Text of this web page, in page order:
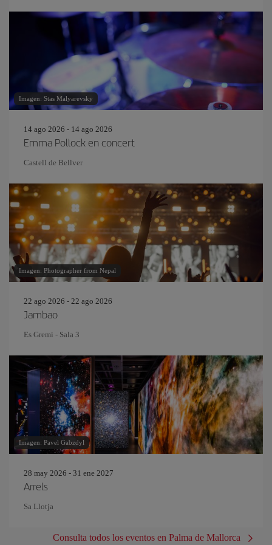
Imagen: Stas Malyarevsky
14 ago 2026 - 14 ago 2026
Emma Pollock en concert
Castell de Bellver
Imagen: Photographer from Nepal
22 ago 2026 - 22 ago 2026
Jambao
Es Gremi - Sala 3
Imagen: Pavel Gabzdyl
28 may 2026 - 31 ene 2027
Arrels
Sa Llotja
Consulta todos los eventos en Palma de Mallorca